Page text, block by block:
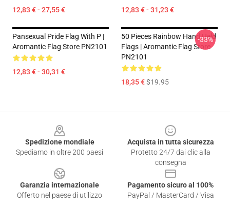
12,83 € - 27,55 € 12,83 € - 31,23 €
Pansexual Pride Flag With P |
Aromantic Flag Store PN2101
12,83 € - 30,31 €
50 Pieces Rainbow Hand Held
Flags | Aromantic Flag Store
PN2101
18,35 €$19.95
-33%
Spedizione mondiale
Spediamo in oltre 200 paesi
Acquista in tutta sicurezza
Protetto 24/7 dai clic alla
consegna
Garanzia internazionale
Offerto nel paese di utilizzo
Pagamento sicuro al 100%
PayPal / MasterCard / Visa